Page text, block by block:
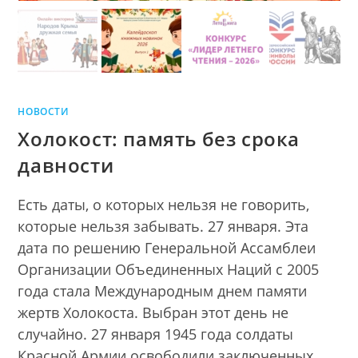
НОВОСТИ
Холокост: память без срока
давности
Есть даты, о которых нельзя не говорить,
которые нельзя забывать. 27 января. Эта
дата по решению Генеральной Ассамблеи
Организации Объединенных Наций с 2005
года стала Международным днем памяти
жертв Холокоста. Выбран этот день не
случайно. 27 января 1945 года солдаты